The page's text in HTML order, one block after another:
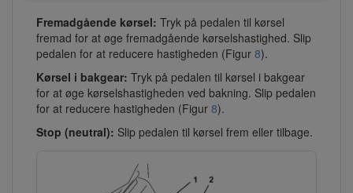
Fremadgående kørsel: Tryk på pedalen til kørsel
fremad for at øge fremadgående kørselshastighed. Slip
pedalen for at reducere hastigheden (Figur 8).
Kørsel i bakgear: Tryk på pedalen til kørsel i bakgear
for at øge kørselshastigheden ved bakning. Slip pedalen
for at reducere hastigheden (Figur 8).
Stop (neutral): Slip pedalen til kørsel frem eller tilbage.